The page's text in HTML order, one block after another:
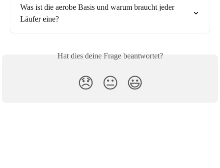
Was ist die aerobe Basis und warum braucht jeder
Läufer eine?
Hat dies deine Frage beantwortet?
😞 😐 😃